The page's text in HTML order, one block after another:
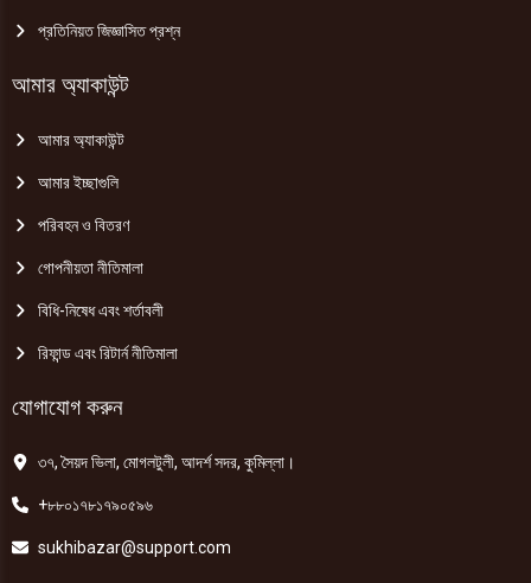
প্রতিনিয়ত জিজ্ঞাসিত প্রশ্ন
আমার অ্যাকাউন্ট
আমার অ্যাকাউন্ট
আমার ইচ্ছাগুলি
পরিবহন ও বিতরণ
গোপনীয়তা নীতিমালা
বিধি-নিষেধ এবং শর্তাবলী
রিফান্ড এবং রিটার্ন নীতিমালা
যোগাযোগ করুন
৩৭, সৈয়দ ভিলা, মোগলটুলী, আদর্শ সদর, কুমিল্লা।
+৮৮০১৭৮১৭৯০৫৯৬
sukhibazar@support.com